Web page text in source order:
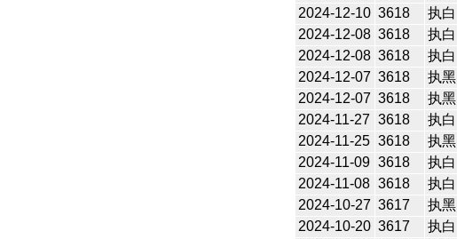
2024-12-10 3618 执白
2024-12-08 3618 执白
2024-12-08 3618 执白
2024-12-07 3618 执黑
2024-12-07 3618 执黑
2024-11-27 3618 执白
2024-11-25 3618 执黑
2024-11-09 3618 执白
2024-11-08 3618 执白
2024-10-27 3617 执黑
2024-10-20 3617 执白